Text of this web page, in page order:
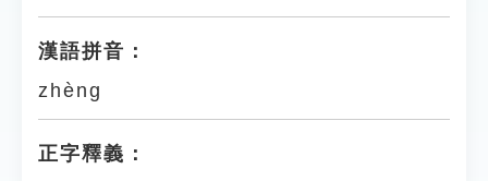
漢語拼音：
zhèng
正字釋義：